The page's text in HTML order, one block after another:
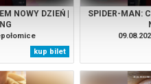
NOWY DZIEŃ |
kup bilet
SPIDER-MAN: